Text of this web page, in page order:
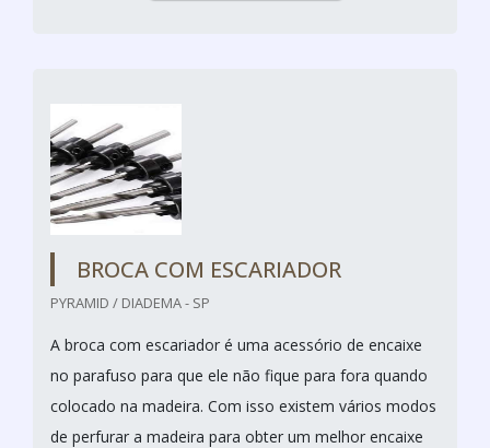
BROCA COM ESCARIADOR
PYRAMID / DIADEMA - SP
A broca com escariador é uma acessório de encaixe
no parafuso para que ele não fique para fora quando
colocado na madeira. Com isso existem vários modos
de perfurar a madeira para obter um melhor encaixe